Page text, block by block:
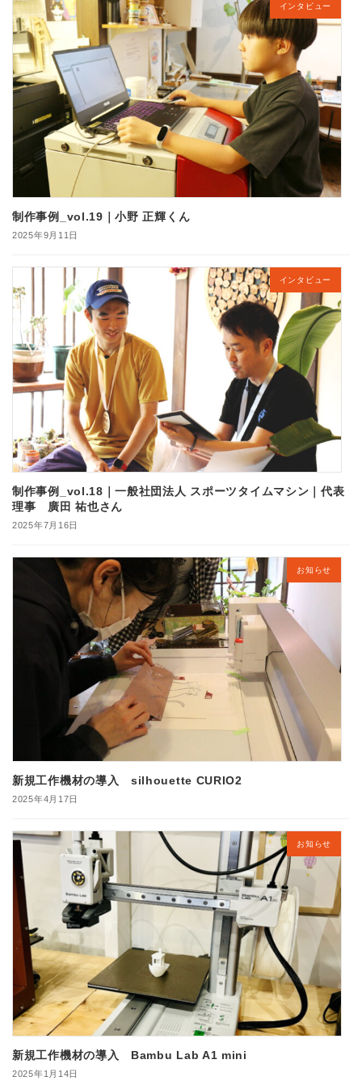
インタビュー
制作事例_vol.19｜小野 正輝くん
2025年9月11日
インタビュー
制作事例_vol.18｜一般社団法人 スポーツタイムマシン｜代表
理事 廣田 祐也さん
2025年7月16日
お知らせ
新規工作機材の導入 silhouette CURIO2
2025年4月17日
お知らせ
新規工作機材の導入 Bambu Lab A1 mini
2025年1月14日